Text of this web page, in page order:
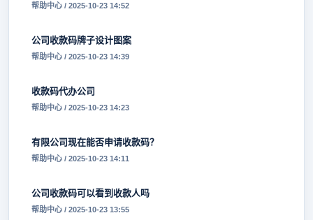
帮助中心 / 2025-10-23 14:52
公司收款码牌子设计图案
帮助中心 / 2025-10-23 14:39
收款码代办公司
帮助中心 / 2025-10-23 14:23
有限公司现在能否申请收款码？
帮助中心 / 2025-10-23 14:11
公司收款码可以看到收款人吗
帮助中心 / 2025-10-23 13:55